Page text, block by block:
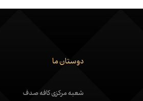
دوستان ما
شعبه مرکزی کافه صدف